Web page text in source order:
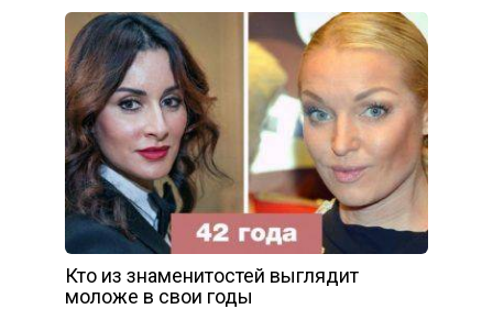
Кто из знаменитостей выглядит
моложе в свои годы